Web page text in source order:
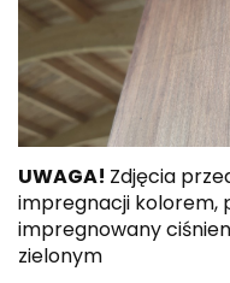
UWAGA! Zdjęcia
impregnacji kolorem,
impregnowany
zielonym